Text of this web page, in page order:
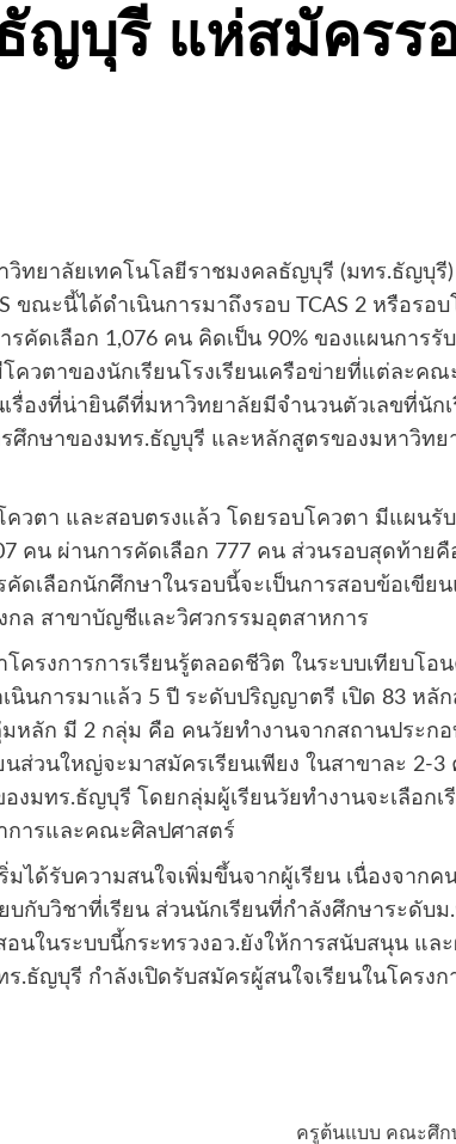
ญบุรี แห่สมัครร
วิทยาลัยเทคโนโลยีราชมงคลธัญบุรี (มทร.ธัญบุรี
ณะนี้ได้ดำเนินการมาถึงรอบ TCAS 2 หรือรอ
คัดเลือก 1,076 คน คิดเป็น 90% ของแผนการ
วตาของนักเรียนโรงเรียนเครือข่ายที่แต่ละค
รื่องที่น่ายินดีที่มหาวิทยาลัยมีจำนวนตัวเลขที่นัก
ศึกษาของมทร.ธัญบุรี และหลักสูตรของมหาวิท
วตา และสอบตรงแล้ว โดยรอบโควตา มีแผนรั
คน ผ่านการคัดเลือก 777 คน ส่วนรอบสุดท้าย
เลือกนักศึกษาในรอบนี้จะเป็นการสอบข้อเขีย
กล สาขาบัญชีและวิศวกรรมอุตสาหการ
ครงการการเรียนรู้ตลอดชีวิต ในระบบเทียบโ
นินการมาแล้ว 5 ปี ระดับปริญญาตรี เปิด 83 หลั
ลัก มี 2 กลุ่ม คือ คนวัยทำงานจากสถานประก
ส่วนใหญ่จะมาสมัครเรียนเพียง ในสาขาละ 2-
งมทร.ธัญบุรี โดยกลุ่มผู้เรียนวัยทำงานจะเลือก
การและคณะศิลปศาสตร์
ได้รับความสนใจเพิ่มขึ้นจากผู้เรียน เนื่องจากค
บวิชาที่เรียน ส่วนนักเรียนที่กำลังศึกษาระดับม
นในระบบนี้กระทรวงอว.ยังให้การสนับสนุน แล
ญบุรี กำลังเปิดรับสมัครผู้สนใจเรียนในโครงก
ครูต้นแบบ คณะศึก